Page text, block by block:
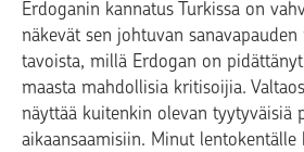
Erdoganin kannatus Turkissa on
näkevät sen johtuvan
tavoista, millä Erdogan on
maasta mahdollisia kritisoijia.
näyttää kuitenkin olevan tyytyväisiä
aikaansaamisiin. Minut lentokentälle